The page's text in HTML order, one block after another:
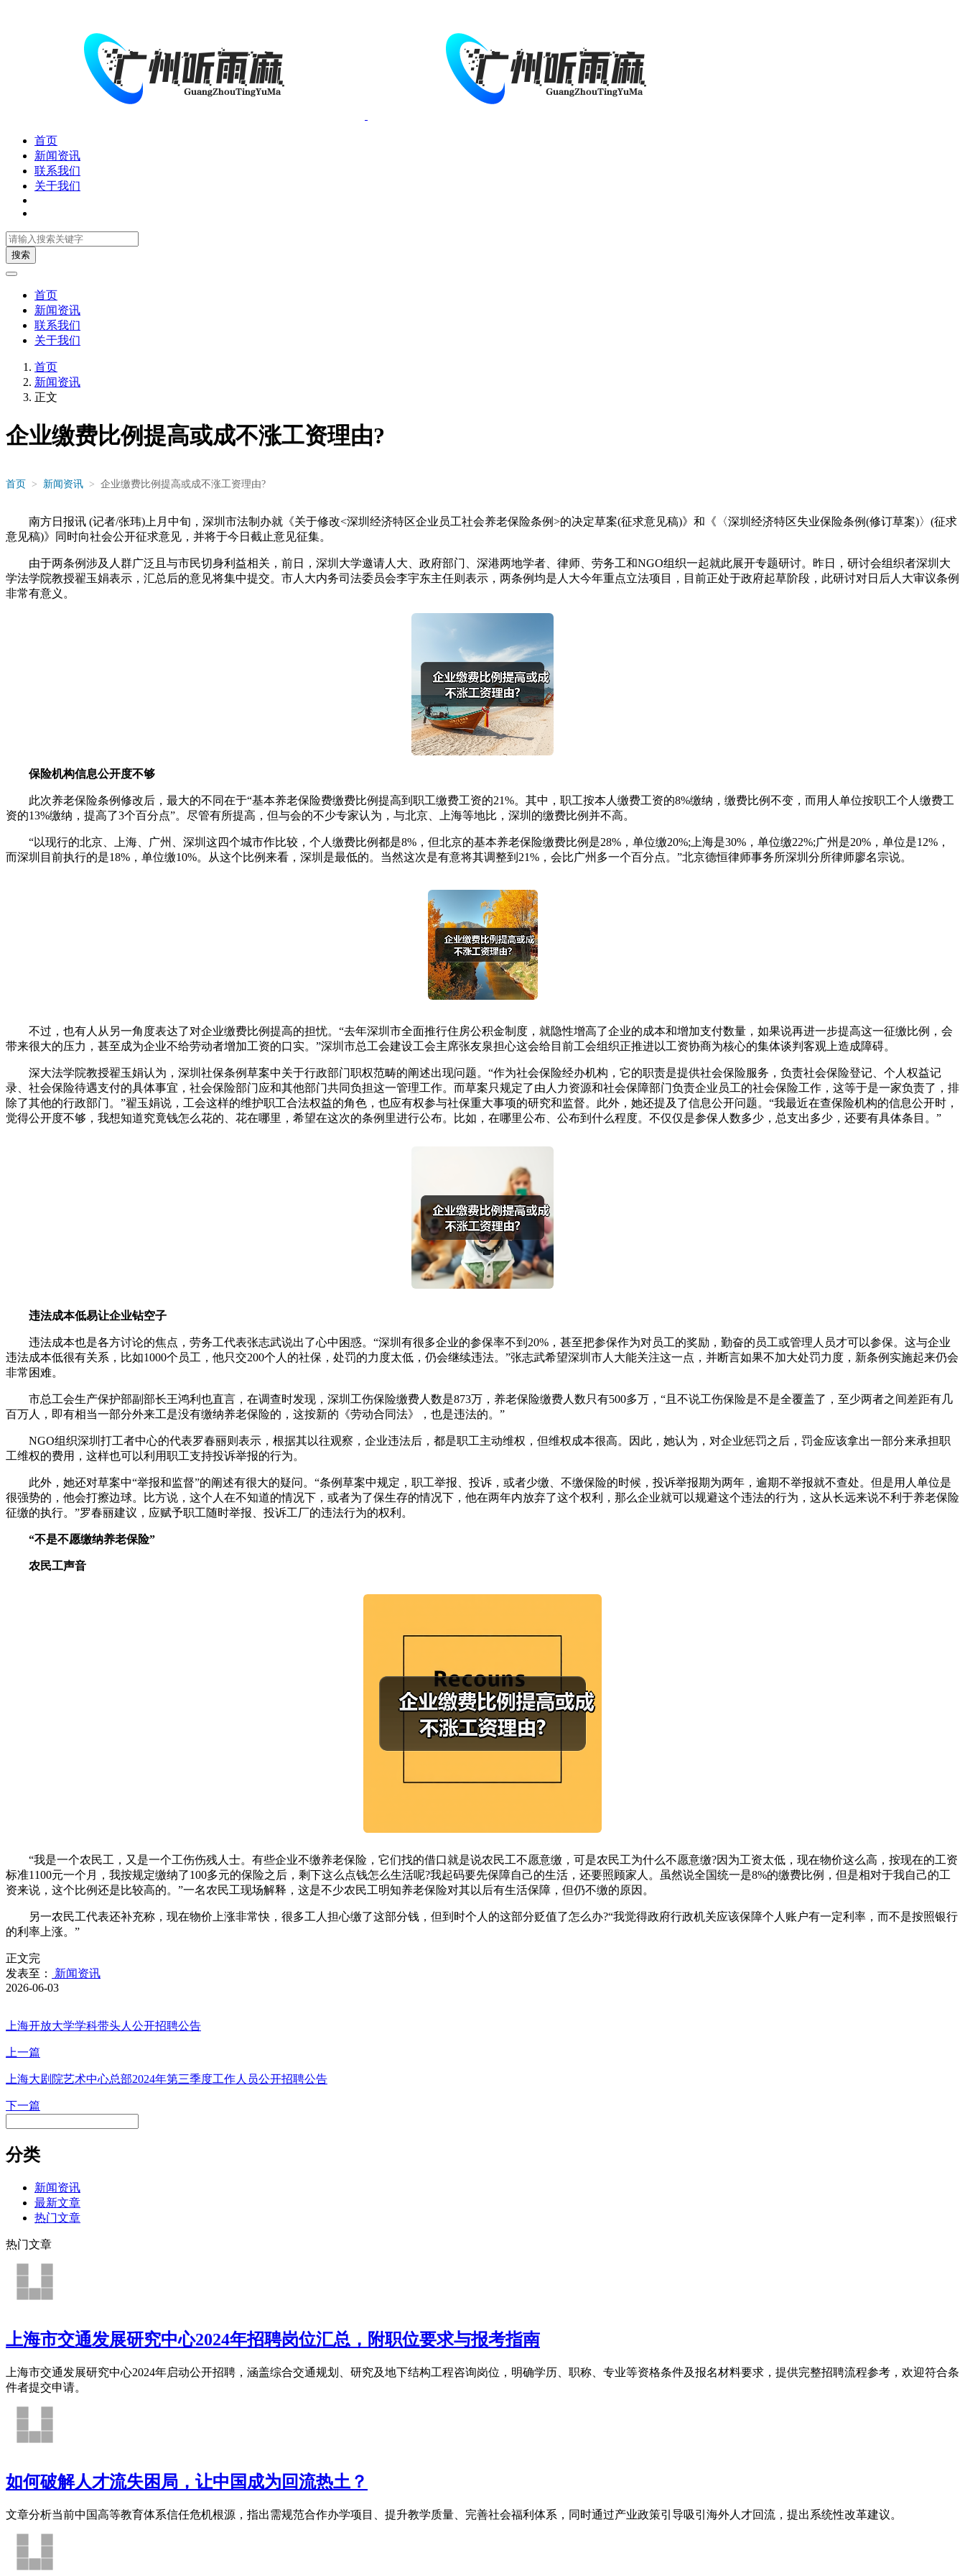
首页
新闻资讯
联系我们
关于我们
搜索
首页
新闻资讯
联系我们
关于我们
首页
新闻资讯
正文
企业缴费比例提高或成不涨工资理由?
首页 > 新闻资讯 > 企业缴费比例提高或成不涨工资理由?
南方日报讯 (记者/张玮)上月中旬，深圳市法制办就《关于修改<深圳经济特区企业员工社会养老保险条例>的决定草案(征求意见稿)》和《〈深圳经济特区失业保险条例(修订草案)〉(征求
意见稿)》同时向社会公开征求意见，并将于今日截止意见征集。
由于两条例涉及人群广泛且与市民切身利益相关，前日，深圳大学邀请人大、政府部门、深港两地学者、律师、劳务工和NGO组织一起就此展开专题研讨。昨日，研讨会组织者深圳大
学法学院教授翟玉娟表示，汇总后的意见将集中提交。市人大内务司法委员会李宇东主任则表示，两条例均是人大今年重点立法项目，目前正处于政府起草阶段，此研讨对日后人大审议条例
非常有意义。
保险机构信息公开度不够
此次养老保险条例修改后，最大的不同在于“基本养老保险费缴费比例提高到职工缴费工资的21%。其中，职工按本人缴费工资的8%缴纳，缴费比例不变，而用人单位按职工个人缴费工
资的13%缴纳，提高了3个百分点”。尽管有所提高，但与会的不少专家认为，与北京、上海等地比，深圳的缴费比例并不高。
“以现行的北京、上海、广州、深圳这四个城市作比较，个人缴费比例都是8%，但北京的基本养老保险缴费比例是28%，单位缴20%;上海是30%，单位缴22%;广州是20%，单位是12%，
而深圳目前执行的是18%，单位缴10%。从这个比例来看，深圳是最低的。当然这次是有意将其调整到21%，会比广州多一个百分点。”北京德恒律师事务所深圳分所律师廖名宗说。
不过，也有人从另一角度表达了对企业缴费比例提高的担忧。“去年深圳市全面推行住房公积金制度，就隐性增高了企业的成本和增加支付数量，如果说再进一步提高这一征缴比例，会
带来很大的压力，甚至成为企业不给劳动者增加工资的口实。”深圳市总工会建设工会主席张友泉担心这会给目前工会组织正推进以工资协商为核心的集体谈判客观上造成障碍。
深大法学院教授翟玉娟认为，深圳社保条例草案中关于行政部门职权范畴的阐述出现问题。“作为社会保险经办机构，它的职责是提供社会保险服务，负责社会保险登记、个人权益记
录、社会保险待遇支付的具体事宜，社会保险部门应和其他部门共同负担这一管理工作。而草案只规定了由人力资源和社会保障部门负责企业员工的社会保险工作，这等于是一家负责了，排
除了其他的行政部门。”翟玉娟说，工会这样的维护职工合法权益的角色，也应有权参与社保重大事项的研究和监督。此外，她还提及了信息公开问题。“我最近在查保险机构的信息公开时，
觉得公开度不够，我想知道究竟钱怎么花的、花在哪里，希望在这次的条例里进行公布。比如，在哪里公布、公布到什么程度。不仅仅是参保人数多少，总支出多少，还要有具体条目。”
违法成本低易让企业钻空子
违法成本也是各方讨论的焦点，劳务工代表张志武说出了心中困惑。“深圳有很多企业的参保率不到20%，甚至把参保作为对员工的奖励，勤奋的员工或管理人员才可以参保。这与企业
违法成本低很有关系，比如1000个员工，他只交200个人的社保，处罚的力度太低，仍会继续违法。”张志武希望深圳市人大能关注这一点，并断言如果不加大处罚力度，新条例实施起来仍会
非常困难。
市总工会生产保护部副部长王鸿利也直言，在调查时发现，深圳工伤保险缴费人数是873万，养老保险缴费人数只有500多万，“且不说工伤保险是不是全覆盖了，至少两者之间差距有几
百万人，即有相当一部分外来工是没有缴纳养老保险的，这按新的《劳动合同法》，也是违法的。”
NGO组织深圳打工者中心的代表罗春丽则表示，根据其以往观察，企业违法后，都是职工主动维权，但维权成本很高。因此，她认为，对企业惩罚之后，罚金应该拿出一部分来承担职
工维权的费用，这样也可以利用职工支持投诉举报的行为。
此外，她还对草案中“举报和监督”的阐述有很大的疑问。“条例草案中规定，职工举报、投诉，或者少缴、不缴保险的时候，投诉举报期为两年，逾期不举报就不查处。但是用人单位是
很强势的，他会打擦边球。比方说，这个人在不知道的情况下，或者为了保生存的情况下，他在两年内放弃了这个权利，那么企业就可以规避这个违法的行为，这从长远来说不利于养老保险
征缴的执行。”罗春丽建议，应赋予职工随时举报、投诉工厂的违法行为的权利。
“不是不愿缴纳养老保险”
农民工声音
“我是一个农民工，又是一个工伤伤残人士。有些企业不缴养老保险，它们找的借口就是说农民工不愿意缴，可是农民工为什么不愿意缴?因为工资太低，现在物价这么高，按现在的工资
标准1100元一个月，我按规定缴纳了100多元的保险之后，剩下这么点钱怎么生活呢?我起码要先保障自己的生活，还要照顾家人。虽然说全国统一是8%的缴费比例，但是相对于我自己的工
资来说，这个比例还是比较高的。”一名农民工现场解释，这是不少农民工明知养老保险对其以后有生活保障，但仍不缴的原因。
另一农民工代表还补充称，现在物价上涨非常快，很多工人担心缴了这部分钱，但到时个人的这部分贬值了怎么办?“我觉得政府行政机关应该保障个人账户有一定利率，而不是按照银行
的利率上涨。”
正文完
发表至：
新闻资讯
2026-06-03
上海开放大学学科带头人公开招聘公告
上一篇
上海大剧院艺术中心总部2024年第三季度工作人员公开招聘公告
下一篇
分类
新闻资讯
最新文章
热门文章
热门文章
上海市交通发展研究中心2024年招聘岗位汇总，附职位要求与报考指南
上海市交通发展研究中心2024年启动公开招聘，涵盖综合交通规划、研究及地下结构工程咨询岗位，明确学历、职称、专业等资格条件及报名材料要求，提供完整招聘流程参考，欢迎符合条
件者提交申请。
如何破解人才流失困局，让中国成为回流热土？
文章分析当前中国高等教育体系信任危机根源，指出需规范合作办学项目、提升教学质量、完善社会福利体系，同时通过产业政策引导吸引海外人才回流，提出系统性改革建议。